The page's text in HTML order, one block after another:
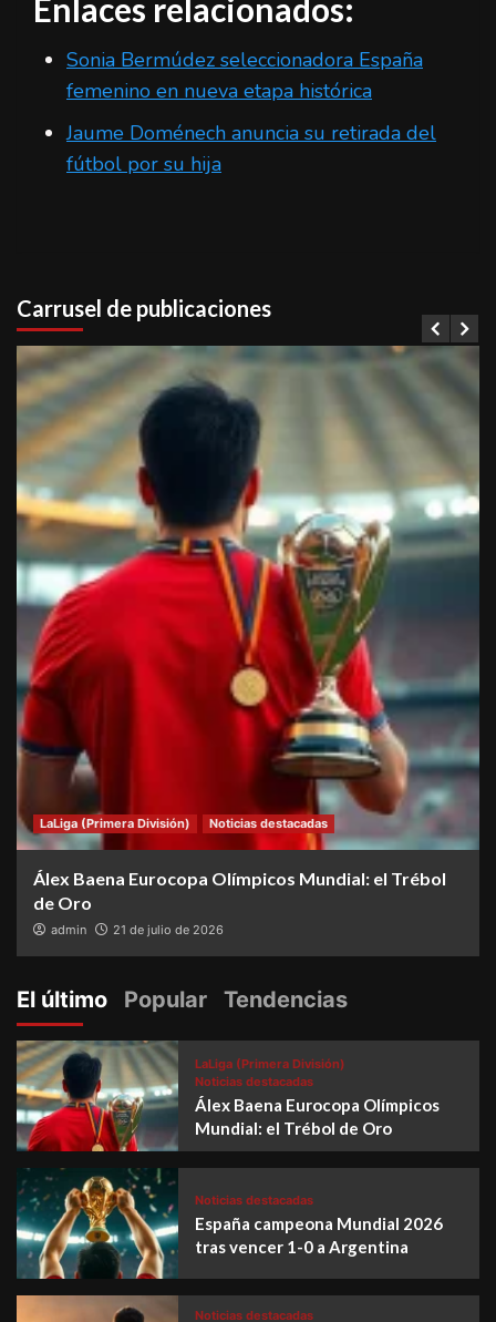
Enlaces relacionados:
Sonia Bermúdez seleccionadora España
femenino en nueva etapa histórica
Jaume Doménech anuncia su retirada del
fútbol por su hija
Carrusel de publicaciones
LaLiga (Primera División) Noticias destacadas
Álex Baena Eurocopa Olímpicos Mundial: el Trébol
de Oro
admin 21 de julio de 2026
El último Popular Tendencias
LaLiga (Primera División)
Noticias destacadas
Álex Baena Eurocopa Olímpicos
Mundial: el Trébol de Oro
Noticias destacadas
España campeona Mundial 2026
tras vencer 1-0 a Argentina
Noticias destacadas